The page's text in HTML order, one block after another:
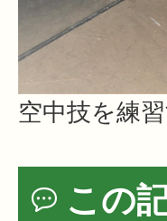
空中技を練
この